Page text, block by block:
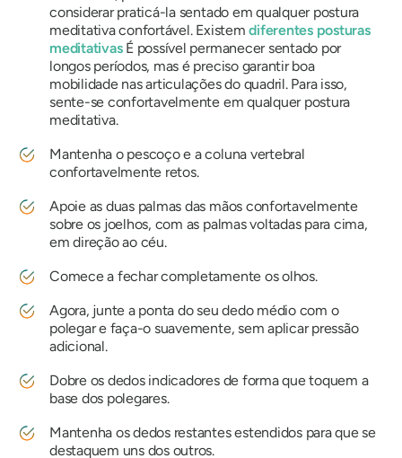
considerar praticá-la sentado em qualquer postura
meditativa confortável. Existemdiferentes posturas
meditativasÉ possível permanecer sentado por
longos períodos, mas é preciso garantir boa
mobilidade nas articulações do quadril. Para isso,
sente-se confortavelmente em qualquer postura
meditativa.
Mantenha o pescoço e a coluna vertebral
confortavelmente retos.
Apoie as duas palmas das mãos confortavelmente
sobre os joelhos, com as palmas voltadas para cima,
em direção ao céu.
Comece a fechar completamente os olhos.
Agora, junte a ponta do seu dedo médio com o
polegar e faça-o suavemente, sem aplicar pressão
adicional.
Dobre os dedos indicadores de forma que toquem a
base dos polegares.
Mantenha os dedos restantes estendidos para que se
destaquem uns dos outros.